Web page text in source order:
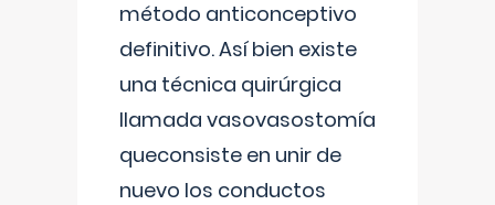
método anticonceptivo
definitivo. Así bien existe
una técnica quirúrgica
llamada vasovasostomía
queconsiste en unir de
nuevo los conductos